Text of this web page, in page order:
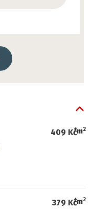
409 Kč
/m2
379 Kč
/m2